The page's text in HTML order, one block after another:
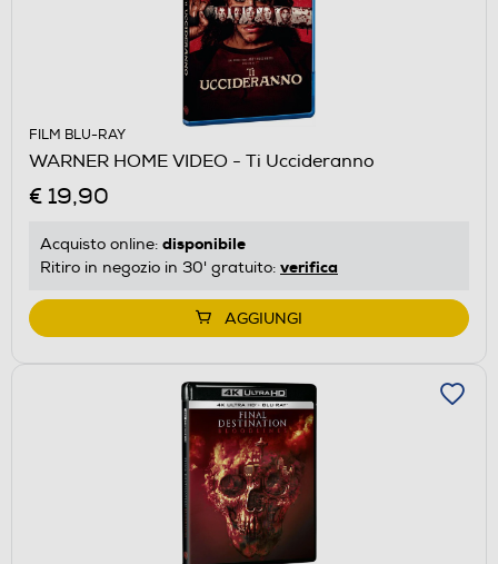
FILM BLU-RAY
WARNER HOME VIDEO - Ti Uccideranno
€ 19,90
Acquisto online: disponibile
Ritiro in negozio in 30' gratuito: verifica
AGGIUNGI